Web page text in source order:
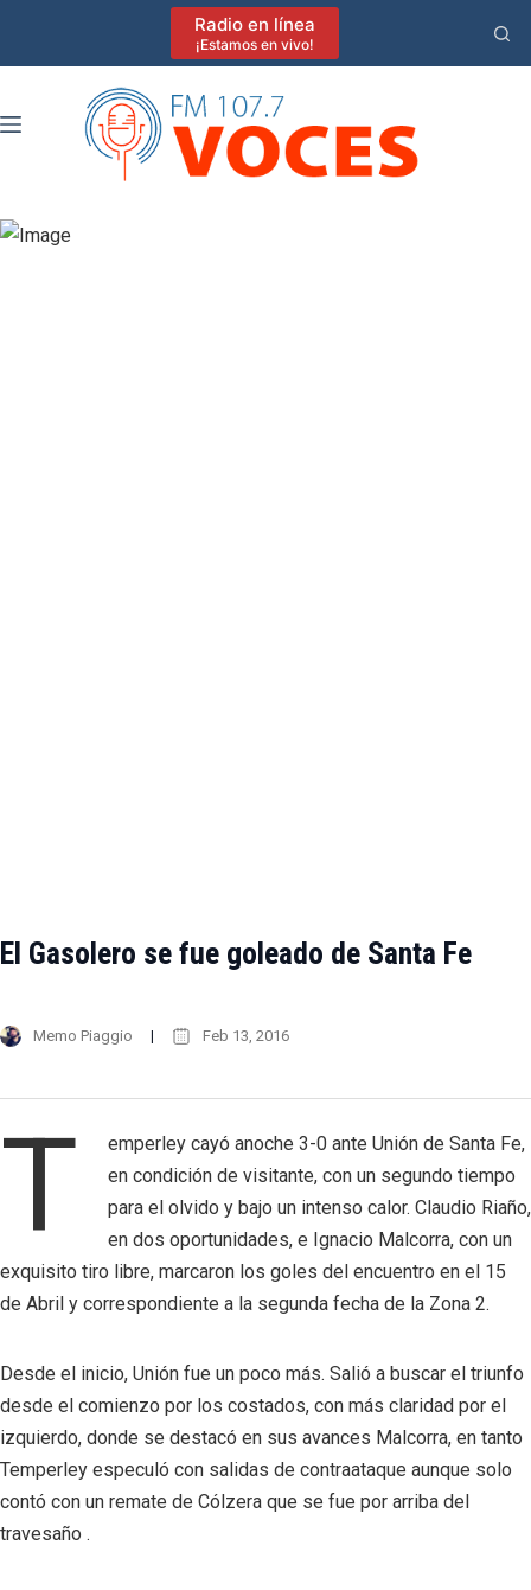
Radio en línea
¡Estamos en vivo!
El Gasolero se fue goleado de Santa Fe
Memo Piaggio Feb 13, 2016
T
emperley cayó anoche 3-0 ante Unión de Santa Fe,
en condición de visitante, con un segundo tiempo
para el olvido y bajo un intenso calor. Claudio Riaño,
en dos oportunidades, e Ignacio Malcorra, con un
exquisito tiro libre, marcaron los goles del encuentro en el 15
de Abril y correspondiente a la segunda fecha de la Zona 2.
Desde el inicio, Unión fue un poco más. Salió a buscar el triunfo
desde el comienzo por los costados, con más claridad por el
izquierdo, donde se destacó en sus avances Malcorra, en tanto
Temperley especuló con salidas de contraataque aunque solo
contó con un remate de Cólzera que se fue por arriba del
travesaño .